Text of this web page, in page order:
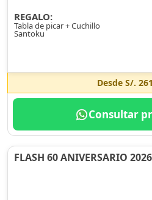
REGALO:
Tabla de picar + Cuchillo
Santoku
Desde S/. 261
Consultar
FLASH 60 ANIVERSARIO